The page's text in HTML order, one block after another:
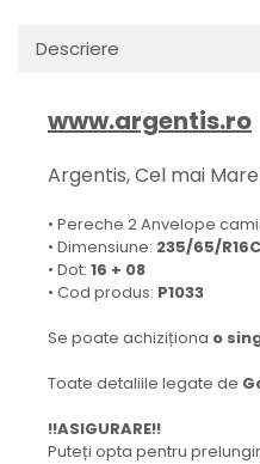
Descriere
www.argentis.ro
Argentis, Cel mai
• Pereche 2 Anvelope
• Dimensiune: 235/65/R16C
• Dot: 16 + 08
• Cod produs: P1033
Se poate achiziționa o
Toate detaliile legate de
!!ASIGURARE!!
Puteți opta pentru